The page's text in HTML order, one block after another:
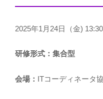
2025年1月24日（金)
研修形式：集合型
会場： ITコーディネータ